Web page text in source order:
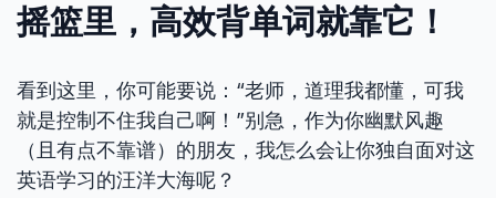
摇篮里，高效背单词就靠它！
看到这里，你可能要说：“老师，道理我都懂，可我
就是控制不住我自己啊！”别急，作为你幽默风趣
（且有点不靠谱）的朋友，我怎么会让你独自面对这
英语学习的汪洋大海呢？